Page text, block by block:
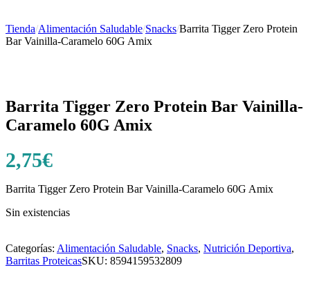
Tienda/Alimentación Saludable/Snacks/Barrita Tigger Zero Protein
Bar Vainilla-Caramelo 60G Amix
Barrita Tigger Zero Protein Bar Vainilla-
Caramelo 60G Amix
2,75€
Barrita Tigger Zero Protein Bar Vainilla-Caramelo 60G Amix
Sin existencias
Categorías: Alimentación Saludable, Snacks, Nutrición Deportiva,
Barritas ProteicasSKU: 8594159532809